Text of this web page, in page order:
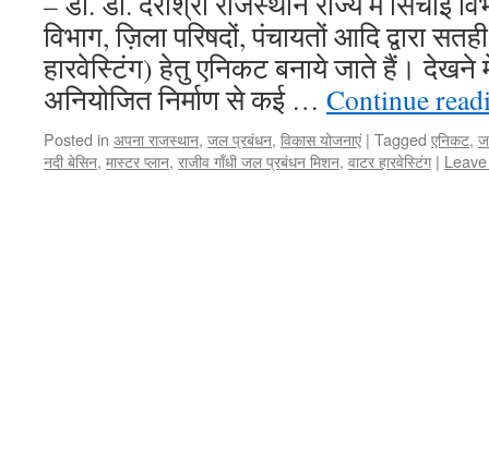
विभाग, ज़िला परिषदों, पंचायतों आदि द्वारा
हारवेस्टिंग) हेतु एनिकट बनाये जाते हैं।
अनियोजित निर्माण से कई … Continue
Posted in अपना राजस्थान, जल प्रबंधन, विकास योजनाएं | Tagged एनिकट,
नदी बेसिन, मास्टर प्लान, राजीव गाँधी जल प्रबंधन मिशन, वाटर हारवेस्टिंग |